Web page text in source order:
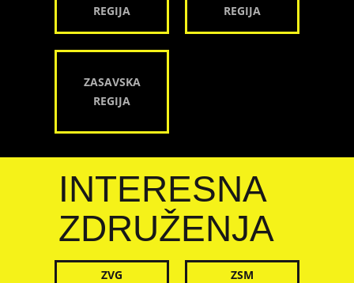
REGIJA
REGIJA
ZASAVSKA
REGIJA
INTERESNA
ZDRUŽENJA
ZVG ZSM